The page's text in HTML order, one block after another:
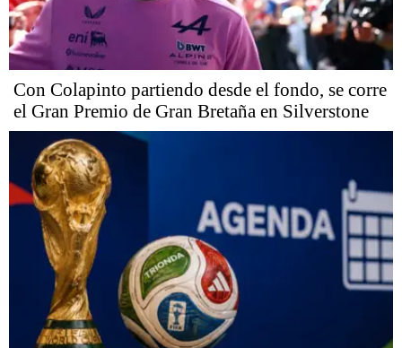
Con Colapinto partiendo desde el fondo, se corre
el Gran Premio de Gran Bretaña en Silverstone